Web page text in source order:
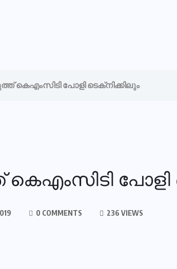
കെഎംസിടി പോളി ടെക്‌നിക്കിലും
പോളി
0 COMMENTS 236 VIEWS